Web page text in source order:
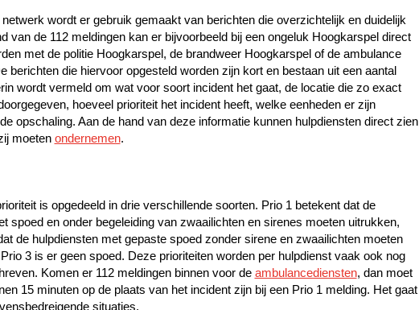
wordt er gebruik gemaakt van berichten die overzichtelijk en duidelijk
van de 112 meldingen kan er bijvoorbeeld bij een ongeluk Hoogkarspel direct
met de politie Hoogkarspel, de brandweer Hoogkarspel of de ambulance
berichten die hiervoor opgesteld worden zijn kort en bestaan uit een aantal
wordt vermeld om wat voor soort incident het gaat, de locatie die zo exact
hoeveel prioriteit het incident heeft, welke eenheden er zijn
opschaling. Aan de hand van deze informatie kunnen hulpdiensten direct zien
moeten ondernemen.
is opgedeeld in drie verschillende soorten. Prio 1 betekent dat de
spoed en onder begeleiding van zwaailichten en sirenes moeten uitrukken,
de hulpdiensten met gepaste spoed zonder sirene en zwaailichten moeten
3 is er geen spoed. Deze prioriteiten worden per hulpdienst vaak ook nog
Komen er 112 meldingen binnen voor de ambulancediensten, dan moet
15 minuten op de plaats van het incident zijn bij een Prio 1 melding. Het gaat
situaties.